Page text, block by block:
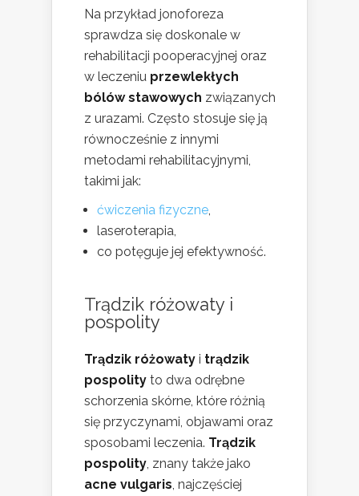
Na przykład jonoforeza
sprawdza się doskonale w
rehabilitacji pooperacyjnej oraz
w leczeniu przewlekłych
bólów stawowych związanych
z urazami. Często stosuje się ją
równocześnie z innymi
metodami rehabilitacyjnymi,
takimi jak:
ćwiczenia fizyczne
laseroterapia,
co potęguje jej efektywność.
Trądzik różowaty i
pospolity
Trądzik różowaty i trądzik
pospolity to dwa odrębne
schorzenia skórne, które różnią
się przyczynami, objawami oraz
sposobami leczenia. Trądzik
pospolity , znany także jako
acne vulgaris , najczęściej